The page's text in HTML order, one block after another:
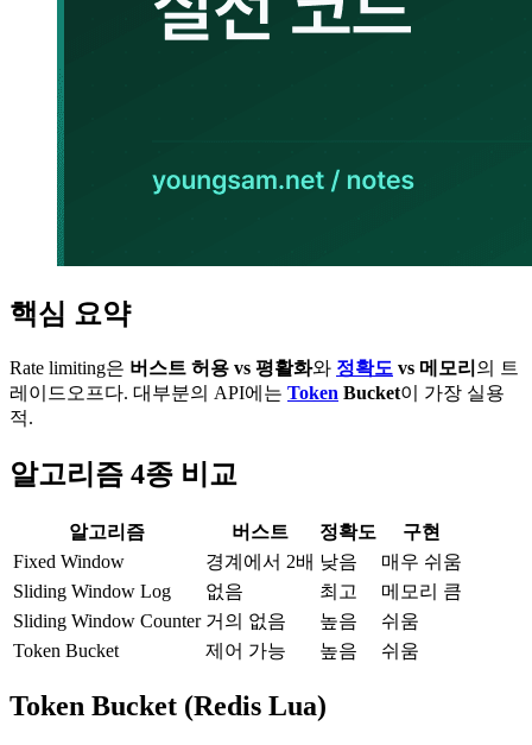
핵심 요약
Rate limiting은 버스트 허용 vs 평활화와 정확도 vs 메모리 의 트
레이드오프다. 대부분의 API에는 Token Bucket이 가장 실용
적.
알고리즘 4종 비교
알고리즘 버스트 정확도
구현
Fixed Window
경계에서 2배 낮음
매우 쉬움
Sliding Window Log
없음 최고
메모리 큼
Sliding Window Counter 거의 없음 높음
쉬움
Token Bucket
제어 가능 높음 쉬움
Token Bucket (Redis Lua)